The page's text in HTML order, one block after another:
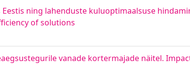
ning lahenduste kuluoptimaalsuse
of solutions
vanade kortermajade näitel.